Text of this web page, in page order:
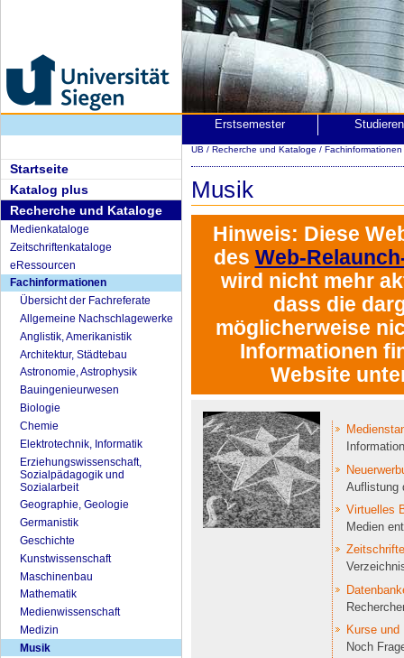
Startseite
Katalog plus
Recherche und Kataloge
Medienkataloge
Zeitschriftenkataloge
eRessourcen
Fachinformationen
Übersicht der Fachreferate
Allgemeine Nachschlagewerke
Anglistik, Amerikanistik
Architektur, Städtebau
Astronomie, Astrophysik
Bauingenieurwesen
Biologie
Chemie
Elektrotechnik, Informatik
Erziehungswissenschaft,
Sozialpädagogik und
Sozialarbeit
Geographie, Geologie
Germanistik
Geschichte
Kunstwissenschaft
Maschinenbau
Mathematik
Medienwissenschaft
Medizin
Musik
Erstsemester
UB / Recherche und Kataloge / Fachinformationen
Musik
Hinweis: Diese
des Web-
wird nicht mehr
dass die
möglicherweise
Informationen
Website
Auflistung
Virtuelles
Medien
Kurse und
Noch